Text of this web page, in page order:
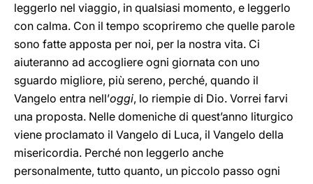
leggerlo nel viaggio, in qualsiasi momento, e leggerlo
con calma. Con il tempo scopriremo che quelle parole
sono fatte apposta per noi, per la nostra vita. Ci
aiuteranno ad accogliere ogni giornata con uno
sguardo migliore, più sereno, perché, quando il
Vangelo entra nell’oggi, lo riempie di Dio. Vorrei farvi
una proposta. Nelle domeniche di quest’anno liturgico
viene proclamato il Vangelo di Luca, il Vangelo della
misericordia. Perché non leggerlo anche
personalmente, tutto quanto, un piccolo passo ogni